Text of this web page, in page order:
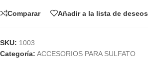
Comparar Añadir a la lista de deseos
SKU: 1003
Categoría: ACCESORIOS PARA SULFATO